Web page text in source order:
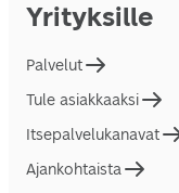
Yrityksille
Palvelut
Tule asiakkaaksi
Itsepalvelukanavat
Ajankohtaista